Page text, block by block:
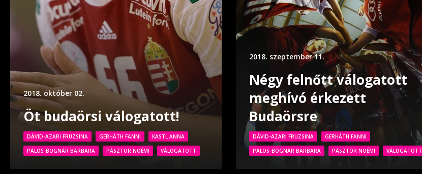
2018. október 02.
Öt budaörsi válogatott!
DÁVID-AZARI FRUZSINA GERHÁTH FANNI
KASTL ANNA
PÁLOS-BOGNÁR BARBARA
PÁSZTOR NOÉMI VÁLOGATOTT
2018. szeptember 11.
Négy felnőtt válogatott
meghívó érkezett
Budaörsre
DÁVID-AZARI FRUZSINA
GERHÁTH FANNI
PÁLOS-BOGNÁR BARBARA
PÁSZTOR NOÉMI VÁLOGATOTT